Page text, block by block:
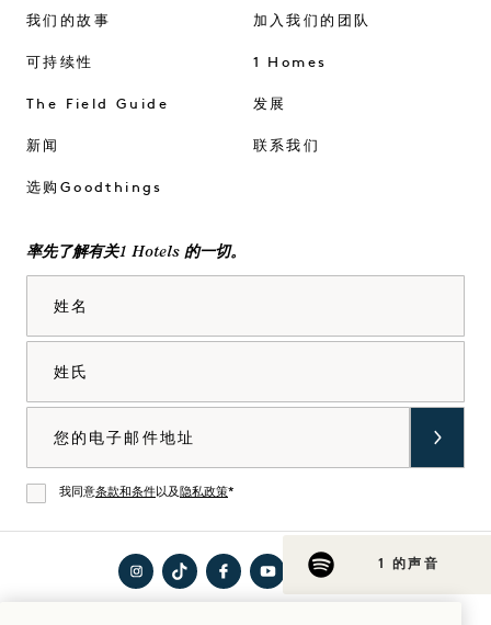
1 的声音
我们的故事
可持续性
The Field Guide
新闻
选购Goodthings
加入我们的团队
1 Homes
发展
联系我们
率先了解有关1 Hotels 的一切。
同意
我同意条款和条件以及 隐私政策*